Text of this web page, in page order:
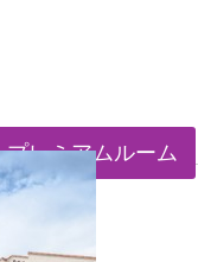
プレミアムルーム